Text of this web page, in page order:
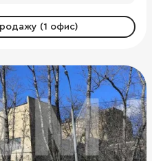
(1 офис)